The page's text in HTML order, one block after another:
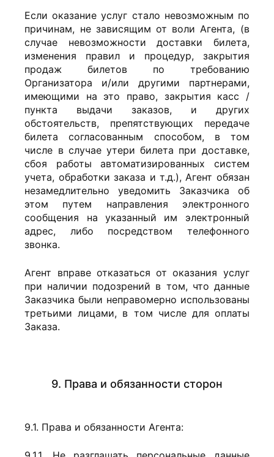
Если оказание услуг стало невозможным по
причинам, не зависящим от воли Агента, (в
случае невозможности доставки билета,
изменения правил и процедур, закрытия
продаж билетов по требованию
Организатора и/или другими партнерами,
имеющими на это право, закрытия касс /
пункта выдачи заказов, и других
обстоятельств, препятствующих передаче
билета согласованным способом, в том
числе в случае утери билета при доставке,
сбоя работы автоматизированных систем
учета, обработки заказа и т.д.), Агент обязан
незамедлительно уведомить Заказчика об
этом путем направления электронного
сообщения на указанный им электронный
адрес, либо посредством телефонного
звонка.
Агент вправе отказаться от оказания услуг
при наличии подозрений в том, что данные
Заказчика были неправомерно использованы
третьими лицами, в том числе для оплаты
Заказа.
9. Права и обязанности сторон
9.1. Права и обязанности Агента: